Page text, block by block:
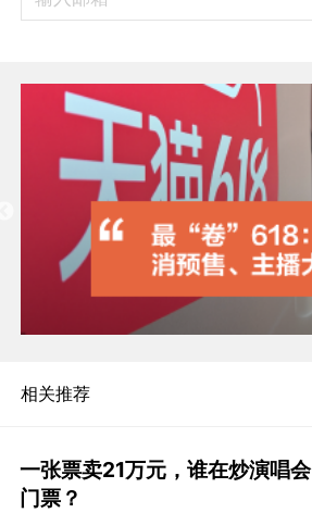
相关推荐
一张票卖21万元，谁在炒演唱会
门票？